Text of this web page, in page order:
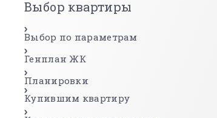
Выбор квартиры
Выбор по параметрам
Генплан ЖК
Планировки
Купившим квартиру